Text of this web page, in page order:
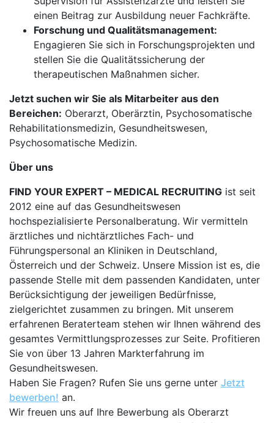
einen Beitrag zur Ausbildung neuer Fachkräfte.
Forschung und Qualitätsmanagement:
Engagieren Sie sich in Forschungsprojekten und
stellen Sie die Qualitätssicherung der
therapeutischen Maßnahmen sicher.
Jetzt suchen wir Sie als Mitarbeiter aus den
Bereichen: Oberarzt, Oberärztin, Psychosomatische
Rehabilitationsmedizin, Gesundheitswesen,
Psychosomatische Medizin.
Über uns
FIND YOUR EXPERT – MEDICAL RECRUITING ist seit
2012 eine auf das Gesundheitswesen
hochspezialisierte Personalberatung. Wir vermitteln
ärztliches und nichtärztliches Fach- und
Führungspersonal an Kliniken in Deutschland,
Österreich und der Schweiz. Unsere Mission ist es, die
passende Stelle mit dem passenden Kandidaten, unter
Berücksichtigung der jeweiligen Bedürfnisse,
zielgerichtet zusammen zu bringen. Mit unserem
erfahrenen Beraterteam stehen wir Ihnen während des
gesamtes Vermittlungsprozesses zur Seite. Profitieren
Sie von über 13 Jahren Markterfahrung im
Gesundheitswesen.
Haben Sie Fragen? Rufen Sie uns gerne unter Jetzt
bewerben! an.
Wir freuen uns auf Ihre Bewerbung als Oberarzt